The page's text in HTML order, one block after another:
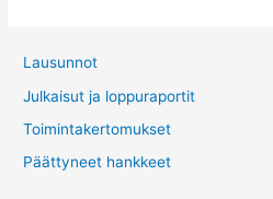
Lausunnot
Julkaisut ja loppuraportit
Toimintakertomukset
Päättyneet hankkeet